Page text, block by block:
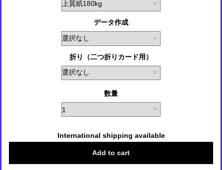
データ作成
折り（二つ折りカード用）
数量
International shipping available
Add to cart